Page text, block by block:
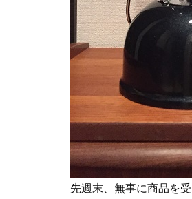
先週末、無事に商品を